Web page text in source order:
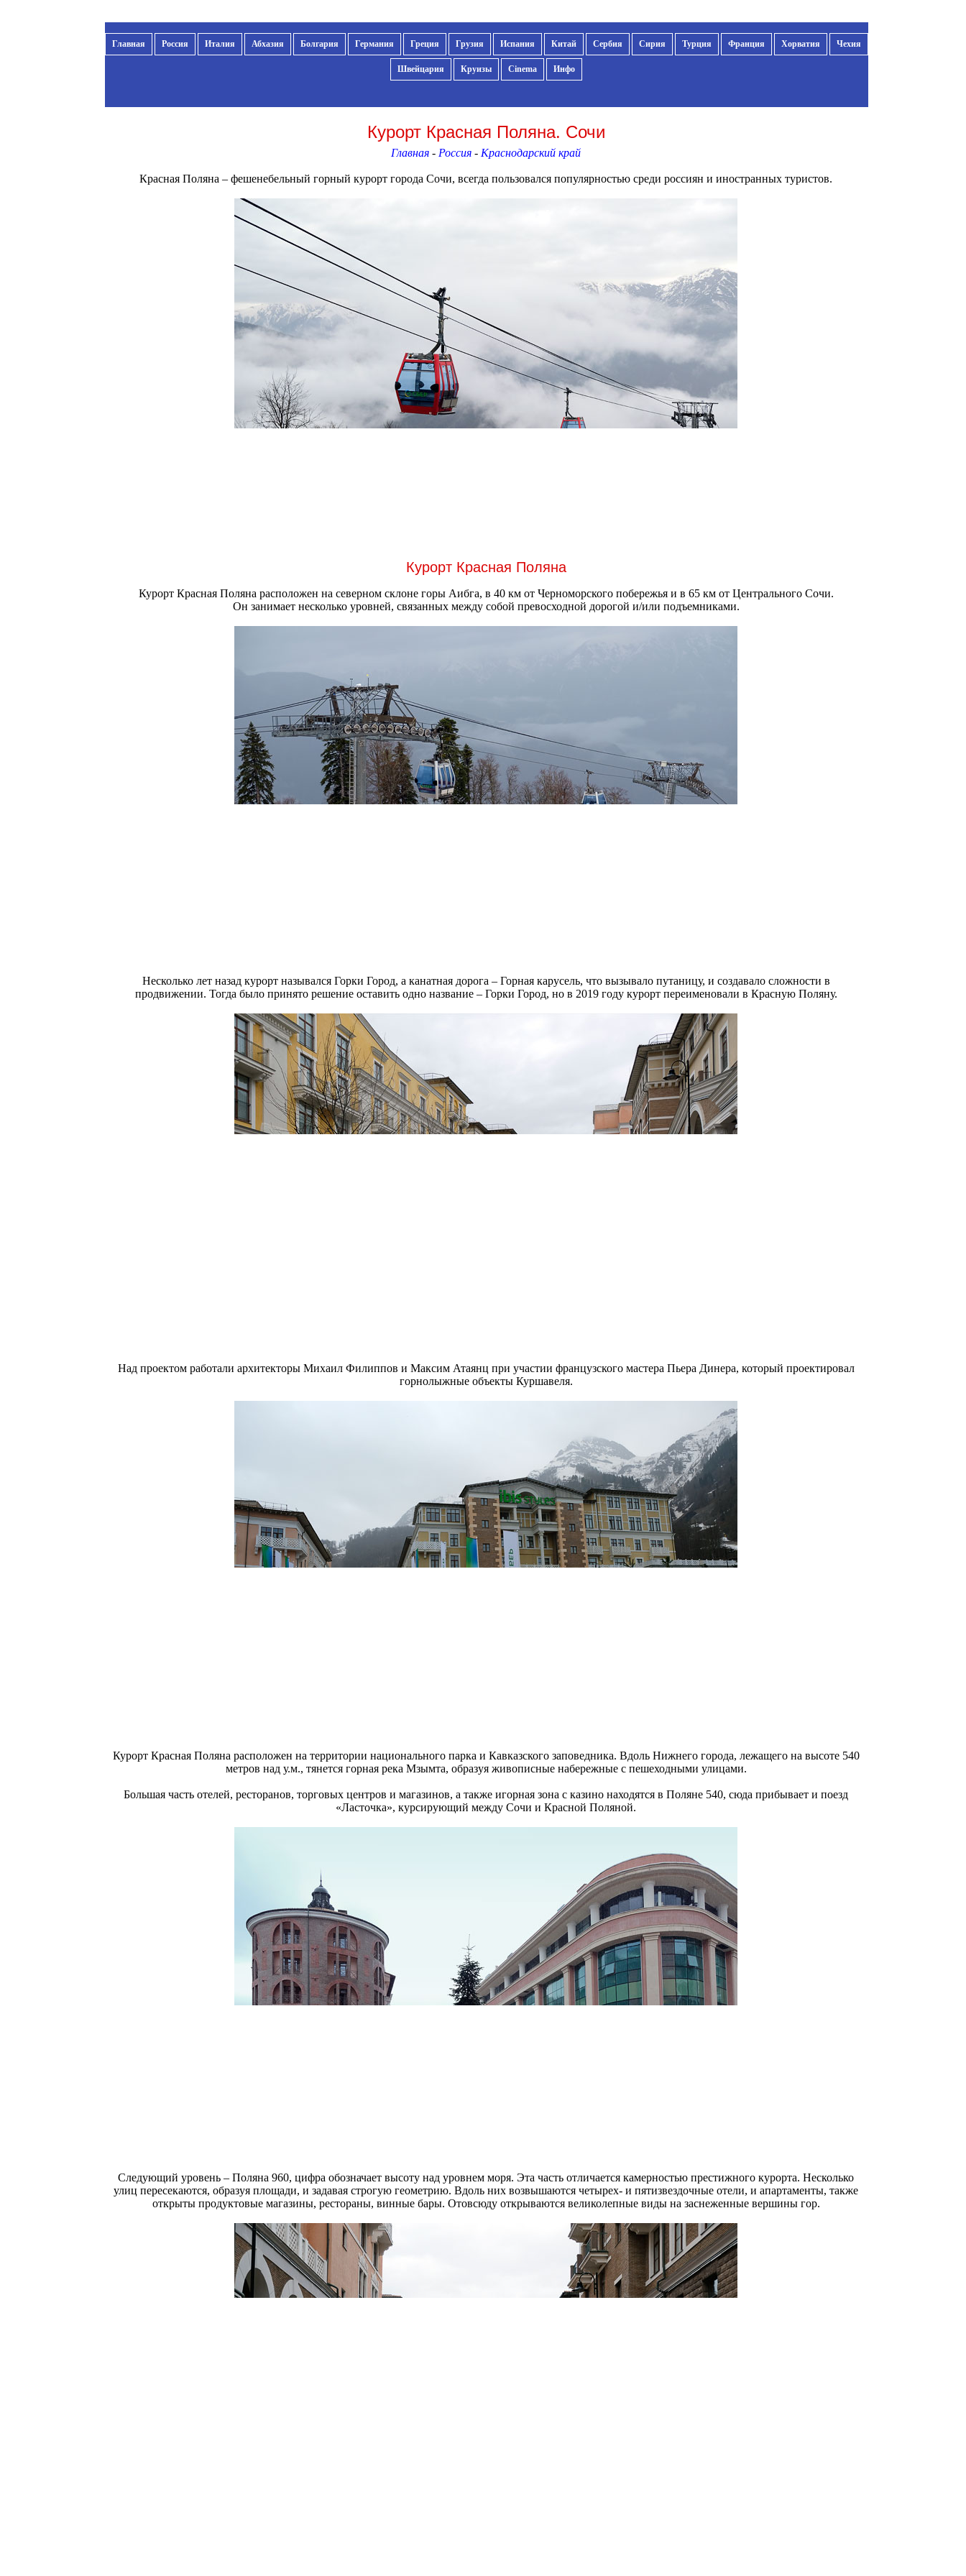
Главная Россия Италия Абхазия Болгария Германия Греция Грузия Испания Китай Сербия Сирия Турция Франция Хорватия Чехия
Швейцария Круизы Cinema Инфо
Курорт Красная Поляна. Сочи
Главная - Россия - Краснодарский край
Красная Поляна – фешенебельный горный курорт города Сочи, всегда пользовался популярностью среди россиян и иностранных туристов.
Курорт Красная Поляна
Курорт Красная Поляна расположен на северном склоне горы Аибга, в 40 км от Черноморского побережья и в 65 км от Центрального Сочи.
Он занимает несколько уровней, связанных между собой превосходной дорогой и/или подъемниками.
Несколько лет назад курорт назывался Горки Город, а канатная дорога – Горная карусель, что вызывало путаницу, и создавало сложности в
продвижении. Тогда было принято решение оставить одно название – Горки Город, но в 2019 году курорт переименовали в Красную Поляну.
Над проектом работали архитекторы Михаил Филиппов и Максим Атаянц при участии французского мастера Пьера Динера, который проектировал
горнолыжные объекты Куршавеля.
Курорт Красная Поляна расположен на территории национального парка и Кавказского заповедника. Вдоль Нижнего города, лежащего на высоте 540
метров над у.м., тянется горная река Мзымта, образуя живописные набережные с пешеходными улицами.
Большая часть отелей, ресторанов, торговых центров и магазинов, а также игорная зона с казино находятся в Поляне 540, сюда прибывает и поезд
«Ласточка», курсирующий между Сочи и Красной Поляной.
Следующий уровень – Поляна 960, цифра обозначает высоту над уровнем моря. Эта часть отличается камерностью престижного курорта. Несколько
улиц пересекаются, образуя площади, и задавая строгую геометрию. Вдоль них возвышаются четырех- и пятизвездочные отели, и апартаменты, также
открыты продуктовые магазины, рестораны, винные бары. Отовсюду открываются великолепные виды на заснеженные вершины гор.